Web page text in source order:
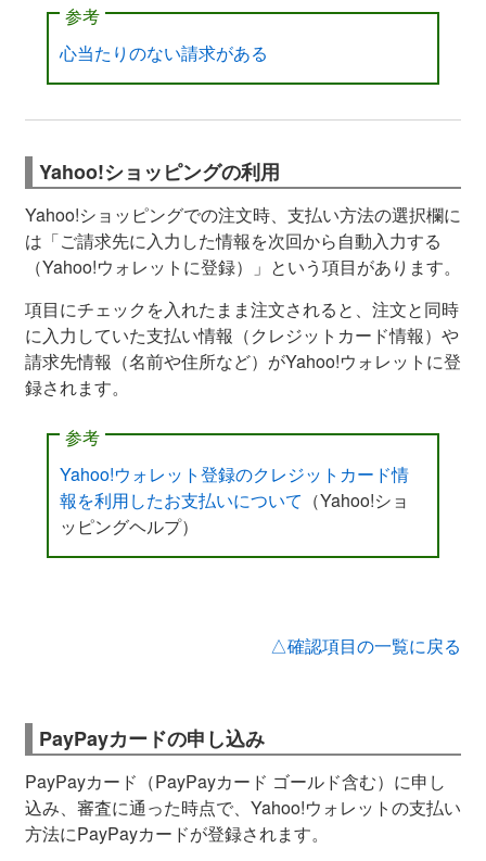
参考
心当たりのない請求がある
Yahoo!ショッピングの利用
Yahoo!ショッピングでの注文時、支払い方法の選択欄に
は「ご請求先に入力した情報を次回から自動入力する
（Yahoo!ウォレットに登録）」という項目があります。
項目にチェックを入れたまま注文されると、注文と同時
に入力していた支払い情報（クレジットカード情報）や
請求先情報（名前や住所など）がYahoo!ウォレットに登
録されます。
参考
Yahoo!ウォレット登録のクレジットカード情
報を利用したお支払いについて （Yahoo!ショ
ッピングヘルプ）
△確認項目の一覧に戻る
PayPayカードの申し込み
PayPayカード（PayPayカード ゴールド含む）に申し
込み、審査に通った時点で、Yahoo!ウォレットの支払い
方法にPayPayカードが登録されます。